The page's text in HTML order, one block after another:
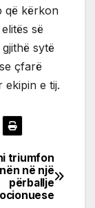
që kërkon
së
sytë
çfarë
ekipin e tij.
triumfon
në një
përballje